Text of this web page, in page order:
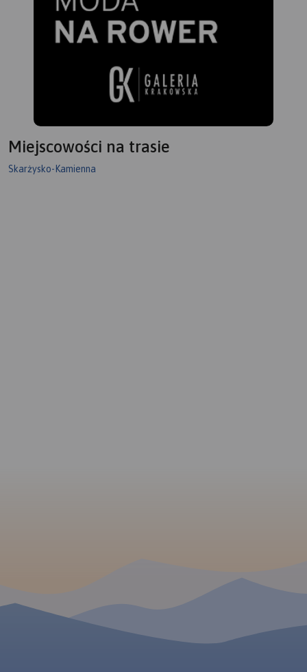
Miejscowości na trasie
Skarżysko-Kamienna